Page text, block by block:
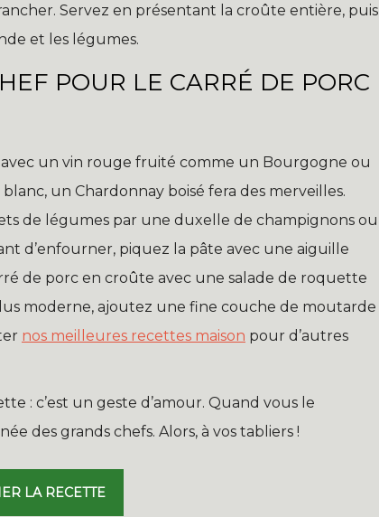
Servez en présentant la croûte entière, puis
et les légumes.
POUR LE CARRÉ DE PORC
un vin rouge fruité comme un Bourgogne ou
un Chardonnay boisé fera des merveilles.
de légumes par une duxelle de champignons ou
d’enfourner, piquez la pâte avec une aiguille
de porc en croûte avec une salade de roquette
moderne, ajoutez une fine couche de moutarde
nos meilleures recettes maison pour d’autres
: c’est un geste d’amour. Quand vous le
des grands chefs. Alors, à vos tabliers !
LA RECETTE